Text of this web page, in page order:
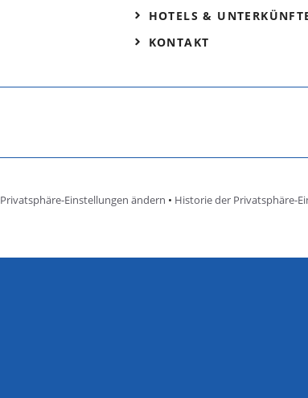
HOTELS &
KONTAKT
Privatsphäre-Einstellungen ändern • Historie der Privatsphäre-